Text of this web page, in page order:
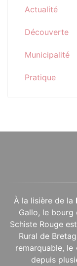
Actualité
Découverte
Municipalité
Pratique
À la lisière de la
Gallo, le bourg
Schiste Rouge
Rural de
remarquable, le
depuis